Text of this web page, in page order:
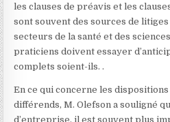
les clauses de préavis et les
sont souvent des sources de
secteurs de la santé et des
praticiens doivent essayer
complets soient-ils. .
En ce qui concerne les
différends, M. Olefson a souligné
d’entreprise, il est souvent plus